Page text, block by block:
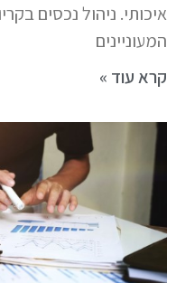
איכותי. ניהול נכסים
המעוניינים
קרא עוד »